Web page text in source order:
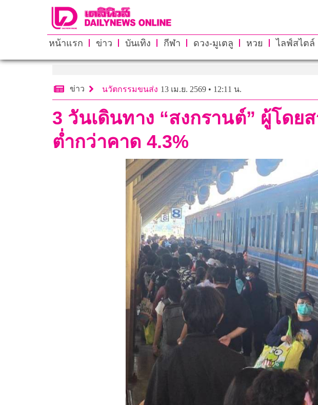
หน้าแรก ข่าว บันเทิง กีฬา ดวง-มูเตลู หวย ไลฟ์สไตล์
ข่าว นวัตกรรมขนส่ง 13 เม.ย. 2569 • 12:11 น.
3 วันเดินทาง “สงกรานต์” ผู้โดย
ต่ำกว่าคาด 4.3%